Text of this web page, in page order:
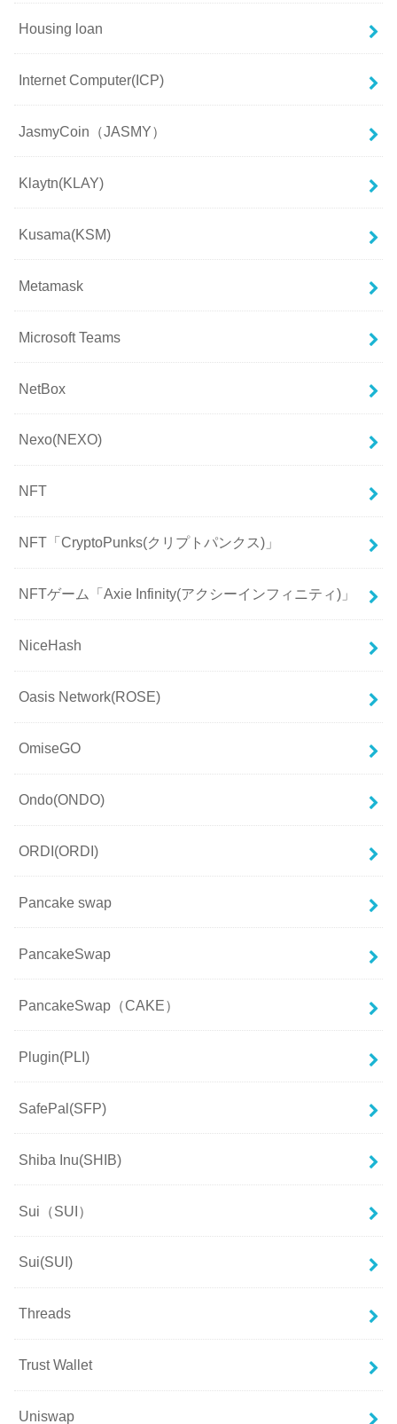
Housing loan
Internet Computer(ICP)
JasmyCoin（JASMY）
Klaytn(KLAY)
Kusama(KSM)
Metamask
Microsoft Teams
NetBox
Nexo(NEXO)
NFT
NFT「CryptoPunks(クリプトパンクス)」
NFTゲーム「Axie Infinity(アクシーインフィニティ)」
NiceHash
Oasis Network(ROSE)
OmiseGO
Ondo(ONDO)
ORDI(ORDI)
Pancake swap
PancakeSwap
PancakeSwap（CAKE）
Plugin(PLI)
SafePal(SFP)
Shiba Inu(SHIB)
Sui（SUI）
Sui(SUI)
Threads
Trust Wallet
Uniswap